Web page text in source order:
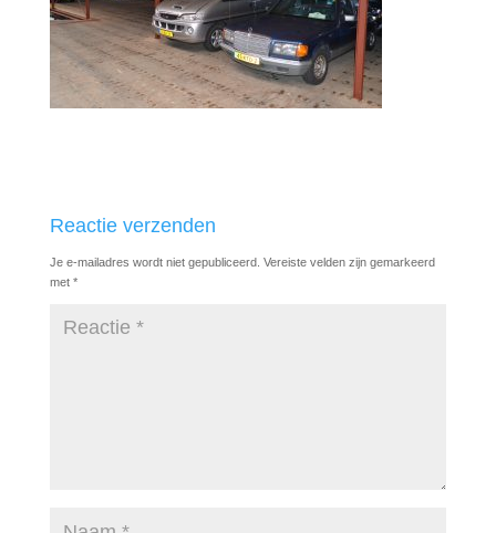
Reactie verzenden
Je e-mailadres wordt niet gepubliceerd. Vereiste velden zijn gemarkeerd
met *